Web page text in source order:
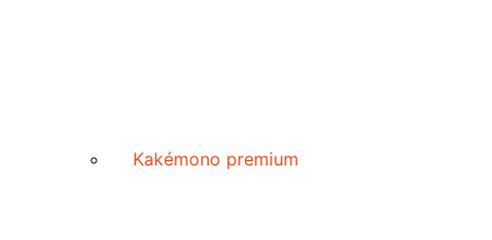
Kakémono premium